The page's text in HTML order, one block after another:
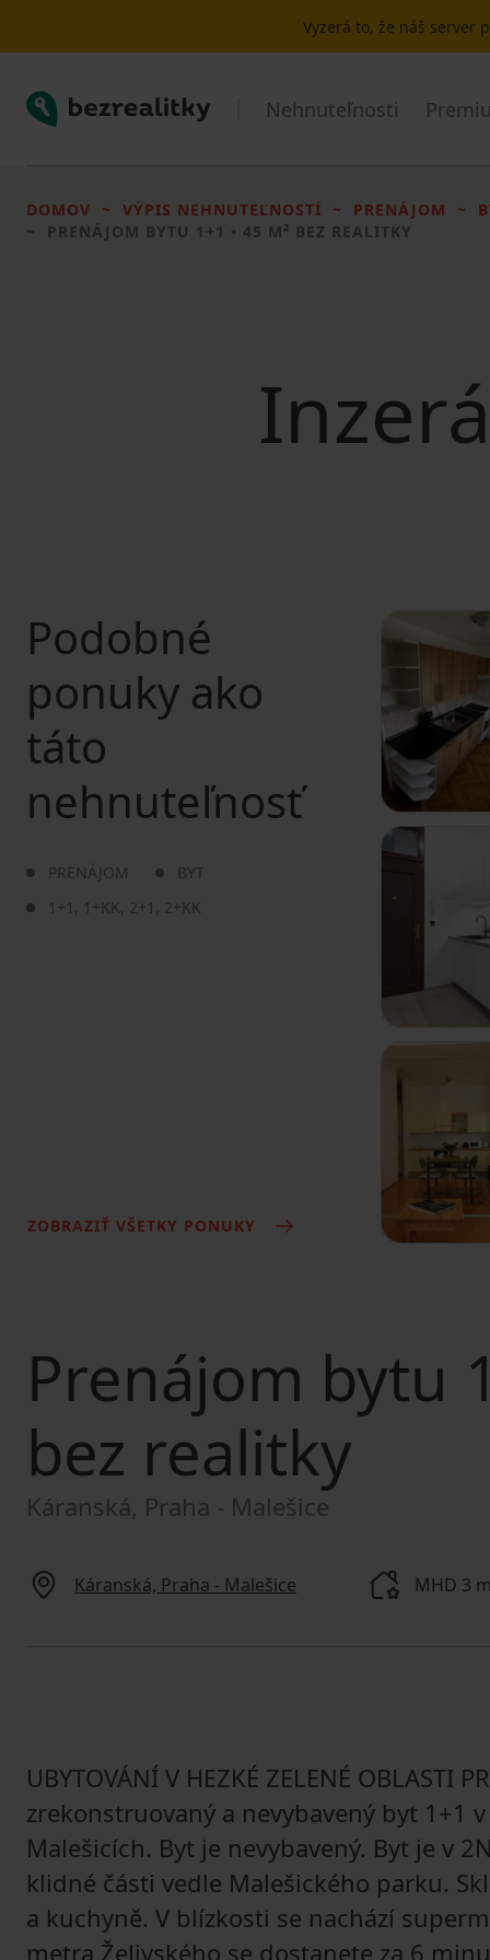
Vyzerá to, že náš server
Bezrealitky Nehnuteľnosti
DOMOV VÝPIS NEHNUTEĽNOSTÍ PRENÁJOM
PRENÁJOM BYTU 1+1 • 45 M² BEZ REALITKY
Podobné
ponuky ako
táto
nehnuteľnosť
PRENÁJOM
BYT
1+1 , 1+KK, 2+1 , 2+KK
ZOBRAZIŤ VŠETKY PONUKY
Prenájom bytu
bez realitky
Káranská, Praha - Malešice
Káranská, Praha - Malešice MHD 3
UBYTOVÁNÍ V HEZKÉ ZELENÉ OBLASTI
zrekonstruovaný a nevybavený byt 1+1
Malešicích. Byt je nevybavený. Byt je v
klidné části vedle Malešického parku.
a kuchyně. V blízkosti se nachází
metra Želivského se dostanete za 6